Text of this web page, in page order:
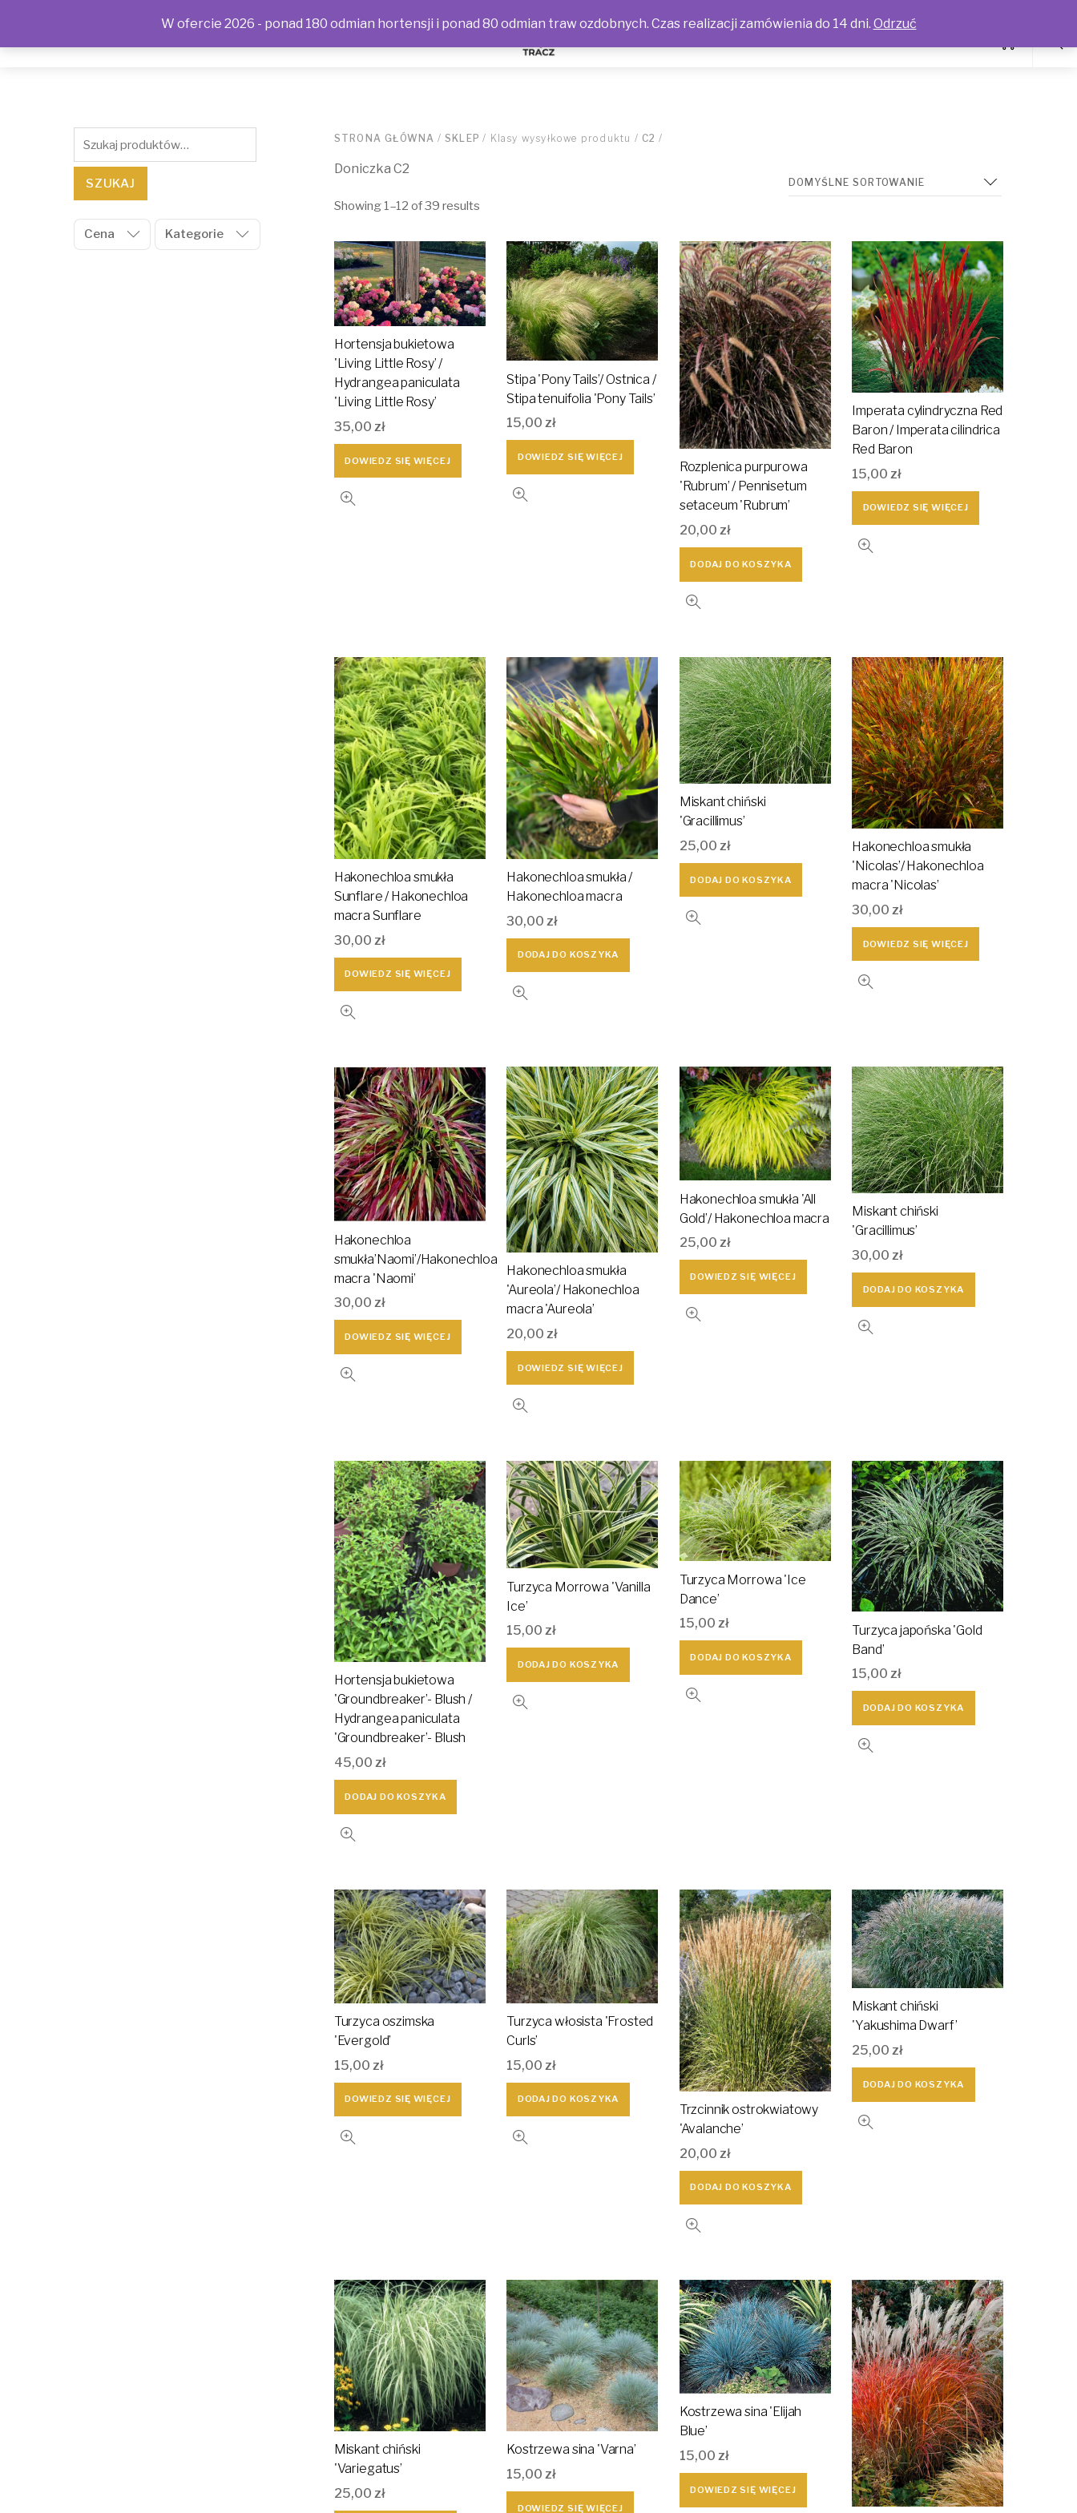
STRONA GŁÓWNA /SKLEP / Klasy wysyłkowe produktu / C2 /
Doniczka C2
Showing 1–12 of 39 results
Hortensja bukietowa
'Living Little Rosy’ /
Hydrangea paniculata
'Living Little Rosy’
35,00 zł
DOWIEDZ SIĘ WIĘCEJ
Stipa 'Pony Tails’/ Ostnica /
Stipa tenuifolia 'Pony Tails’
15,00zł
DOWIEDZ SIĘ WIĘCEJ
Rozplenica purpurowa
'Rubrum’ / Pennisetum
setaceum 'Rubrum’
20,00 zł
DODAJ DO KOSZYKA
Imperata cylindryczna Red
Baron / Imperata cilindrica
Red Baron
15,00 zł
DOWIEDZ SIĘ WIĘCEJ
Hakonechloa smukła
Sunflare / Hakonechloa
macra Sunflare
30,00 zł
DOWIEDZ SIĘ WIĘCEJ
Hakonechloa smukła /
Hakonechloa macra
30,00 zł
DODAJ DO KOSZYKA
Miskant chiński
'Gracillimus’
25,00 zł
DODAJ DO KOSZYKA
Hakonechloa smukła
'Nicolas’/ Hakonechloa
macra 'Nicolas’
30,00 zł
DOWIEDZ SIĘ WIĘCEJ
Hakonechloa
smukła’Naomi’/Hakonechloa
macra 'Naomi’
30,00 zł
DOWIEDZ SIĘ WIĘCEJ
Hakonechloa smukła
'Aureola’/ Hakonechloa
macra 'Aureola’
20,00zł
DOWIEDZ SIĘ WIĘCEJ
Hakonechloa smukła 'All
Gold’/ Hakonechloa macra
25,00 zł
DOWIEDZ SIĘ WIĘCEJ
Miskant chiński
'Gracillimus’
30,00zł
DODAJ DO KOSZYKA
Hortensja bukietowa
'Groundbreaker’- Blush /
Hydrangea paniculata
'Groundbreaker’- Blush
45,00 zł
DODAJ DO KOSZYKA
Turzyca Morrowa 'Vanilla
Ice’
15,00zł
DODAJ DO KOSZYKA
Turzyca Morrowa 'Ice
Dance’
15,00 zł
DODAJ DO KOSZYKA
Turzyca japońska 'Gold
Band’
15,00zł
DODAJ DO KOSZYKA
Turzyca oszimska
'Evergold’
15,00 zł
DOWIEDZ SIĘ WIĘCEJ
Turzyca włosista 'Frosted
Curls’
15,00 zł
DODAJ DO KOSZYKA
Trzcinnik ostrokwiatowy
'Avalanche’
20,00 zł
DODAJ DO KOSZYKA
Miskant chiński
'Yakushima Dwarf’
25,00zł
DODAJ DO KOSZYKA
Miskant chiński
'Variegatus’
25,00 zł
Kostrzewa sina 'Varna’
15,00zł
DOWIEDZ SIĘ WIĘCEJ
Kostrzewa sina 'Elijah
Blue’
15,00 zł
DOWIEDZ SIĘ WIĘCEJ
Szukaj:
SZUKAJ
Cena Kategorie
W ofercie 2026 - ponad 180 odmian hortensji i ponad 80 odmian traw ozdobnych. Czas realizacji zamówienia do 14 dni. Odrzuć